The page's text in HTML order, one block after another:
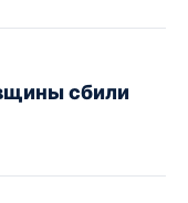
сбили